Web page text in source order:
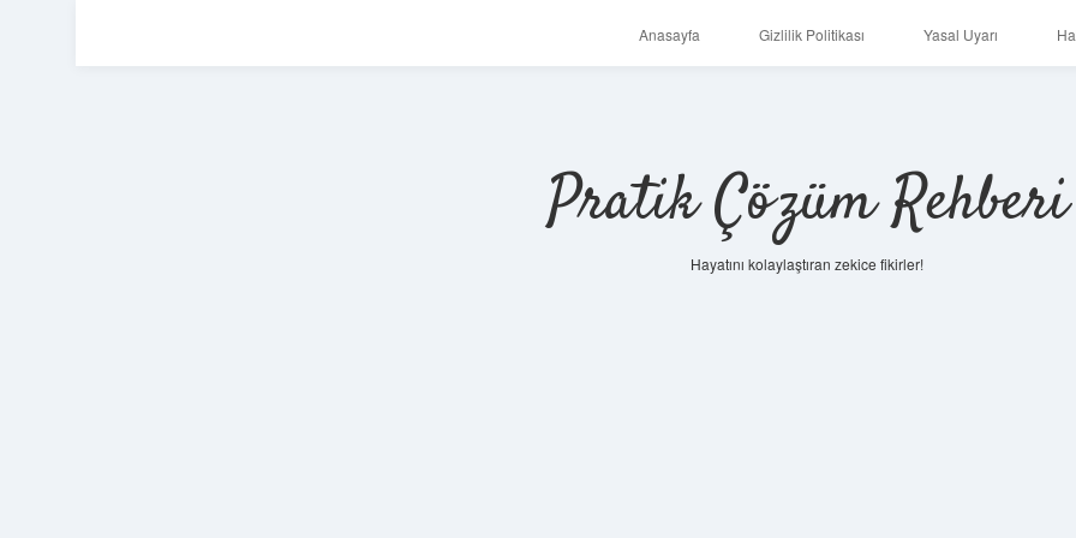
Anasayfa Gizlilik Politikası Yasal Uyarı
Pratik Çözüm Rehberi
Hayatını kolaylaştıran zekice fikirler!